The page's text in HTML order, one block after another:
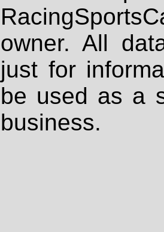
owner. All
just for
be used as a
business.